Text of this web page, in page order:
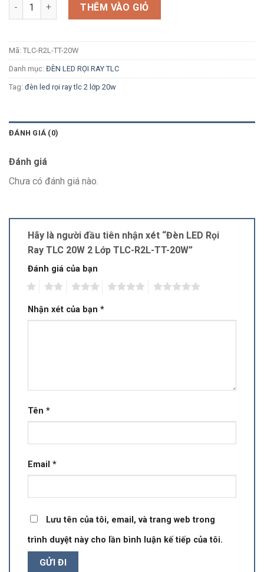
THÊM VÀO GIỎ
Mã: TLC-R2L-TT-20W
Danh mục: ĐÈN LED RỌI RAY TLC
Tag: đèn led rọi ray tlc 2 lớp 20w
ĐÁNH GIÁ (0)
Đánh giá
Chưa có đánh giá nào.
Hãy là người đầu tiên nhận xét “Đèn LED Rọi
Ray TLC 20W 2 Lớp TLC-R2L-TT-20W”
Đánh giá của bạn
Nhận xét của bạn *
Tên *
Email *
Lưu tên của tôi, email, và trang web trong
trình duyệt này cho lần bình luận kế tiếp của tôi.